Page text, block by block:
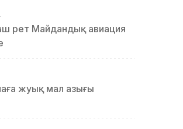
рет Майдандық авиация
жуық мал азығы